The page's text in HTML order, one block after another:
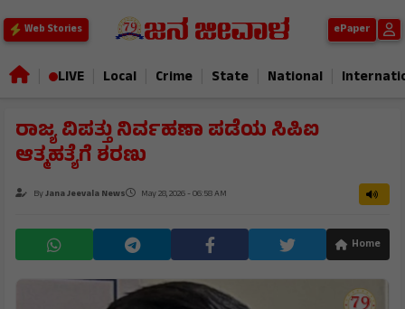
Web Stories ePaper
LIVE Local Crime State National
ರಾಜ್ಯ ವಿಪತ್ತು ನಿರ್ವಹಣಾ ಪಡೆಯ ಸಿಪಿಐ
ಆತ್ಮಹತ್ಯೆಗೆ ಶರಣು
ByJana Jeevala News May 28, 2026 - 06:58 AM
Home